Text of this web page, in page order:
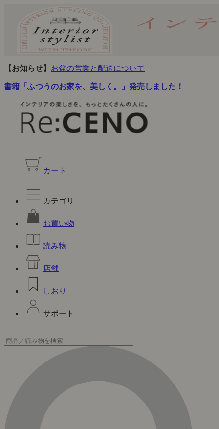
【お知らせ】 お盆の営業と配送について
書籍「ふつうのお家を、美しく。」発売しました！
カート
カテゴリ
お買い物
読み物
店舗
しおり
サポート